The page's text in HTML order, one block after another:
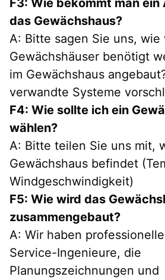
das Gewächshaus?
A: Bitte sagen Sie uns, wie
Gewächshäuser benötigt
im Gewächshaus
verwandte Systeme
F4: Wie sollte ich ein
wählen?
A: Bitte teilen Sie uns mit,
Gewächshaus befindet
Windgeschwindigkeit)
F5: Wie wird das
zusammengebaut?
A: Wir haben
Service-Ingenieure, die
Planungszeichnungen und